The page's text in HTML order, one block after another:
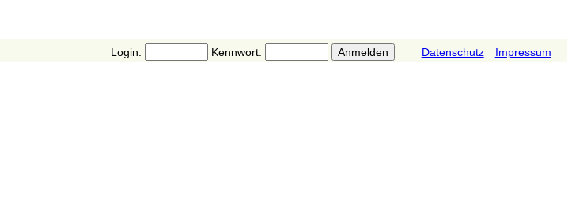
Login: Kennwort: Datenschutz Impressum